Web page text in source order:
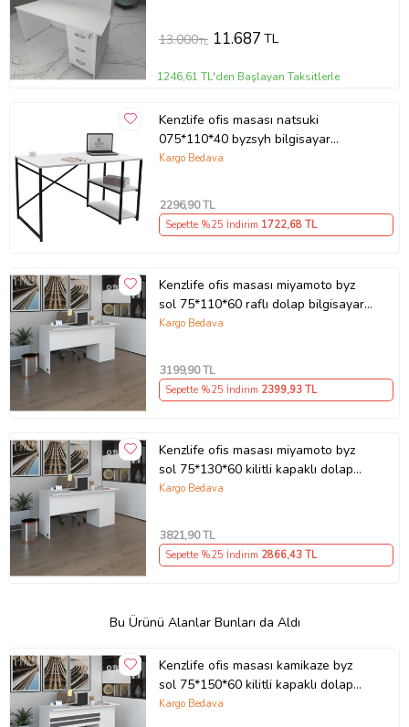
13.000TL 11.687TL
1246,61 TL'den Başlayan Taksitlerle
Kenzlife ofis masası natsuki
075*110*40 byzsyh bilgisayar
çalışma büro (Karışık)
Kargo Bedava
2296,90 TL
Sepette %25 İndirim 1722,68 TL
Kenzlife ofis masası miyamoto byz
sol 75*110*60 raflı dolap bilgisayar
çalışma masası (Karışık)
Kargo Bedava
3199,90 TL
Sepette %25 İndirim 2399,93 TL
Kenzlife ofis masası miyamoto byz
sol 75*130*60 kilitli kapaklı dolap
bilgisayar çalışma masası (Karışık)
Kargo Bedava
3821,90 TL
Sepette %25 İndirim 2866,43 TL
Bu Ürünü Alanlar Bunları da Aldı
Kenzlife ofis masası kamikaze byz
sol 75*150*60 kilitli kapaklı dolap
şeritli bilgisayar çalışma masası
Kargo Bedava